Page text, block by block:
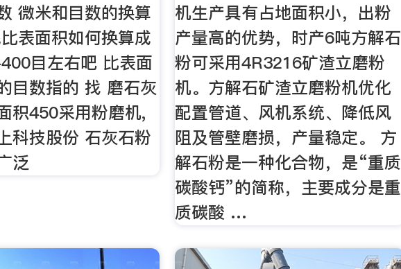
微米和目数的换算
表面积如何换算成
目左右吧 比表面
目数指的 找 磨石灰
积450采用粉磨机,
科技股份 石灰石粉
泛
机生产具有占地面积小，出粉
产量高的优势，时产6吨方解石
粉可采用4R3216矿渣立磨粉
机。方解石矿渣立磨粉机优化
配置管道、风机系统、降低风
阻及管壁磨损，产量稳定。 方
解石粉是一种化合物，是“重质
碳酸钙”的简称，主要成分是重
质碳酸 …